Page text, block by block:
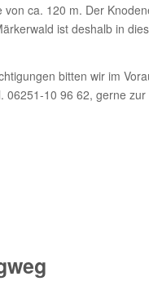
ca. 120 m. Der
ist deshalb in
bitten wir im
06251-10 96 62, gerne zur